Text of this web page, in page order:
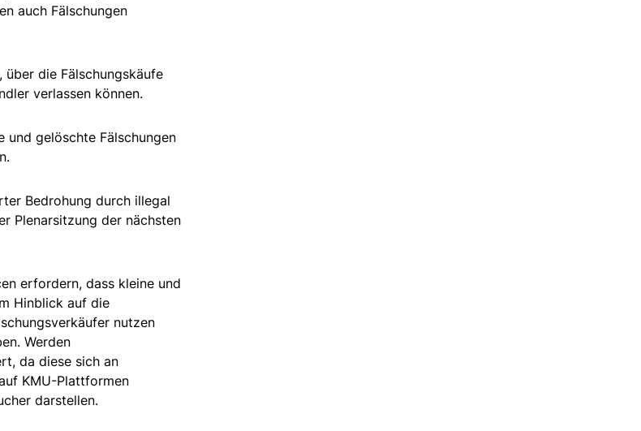
auch Fälschungen
die Fälschungskäufe
verlassen können.
und gelöschte Fälschungen
Bedrohung durch illegal
Plenarsitzung der nächsten
erfordern, dass kleine und
Hinblick auf die
nutzen
Werden
da diese sich an
KMU-Plattformen
darstellen.